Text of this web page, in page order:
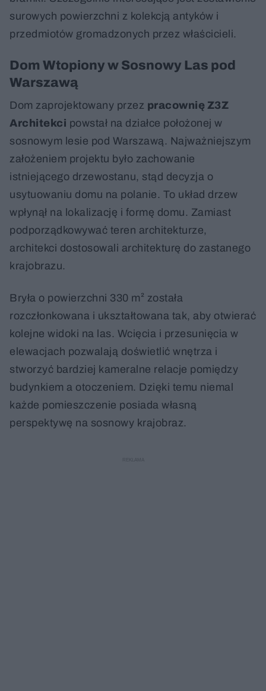
surowych powierzchni z kolekcją antyków i
przedmiotów gromadzonych przez właścicieli.
Dom Wtopiony w Sosnowy Las pod
Warszawą
Dom zaprojektowany przez pracownię Z3Z
Architekci powstał na działce położonej w
sosnowym lesie pod Warszawą. Najważniejszym
założeniem projektu było zachowanie
istniejącego drzewostanu, stąd decyzja o
usytuowaniu domu na polanie. To układ drzew
wpłynął na lokalizację i formę domu. Zamiast
podporządkowywać teren architekturze,
architekci dostosowali architekturę do zastanego
krajobrazu.
Bryła o powierzchni 330 m² została
rozczłonkowana i ukształtowana tak, aby otwierać
kolejne widoki na las. Wcięcia i przesunięcia w
elewacjach pozwalają doświetlić wnętrza i
stworzyć bardziej kameralne relacje pomiędzy
budynkiem a otoczeniem. Dzięki temu niemal
każde pomieszczenie posiada własną
perspektywę na sosnowy krajobraz.